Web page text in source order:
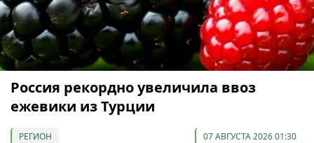
Россия рекордно увеличила ввоз
ежевики из Турции
РЕГИОН 07 АВГУСТА 2026 01:30